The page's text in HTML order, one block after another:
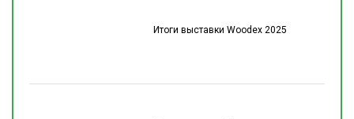
Итоги выставки Woodex 2025